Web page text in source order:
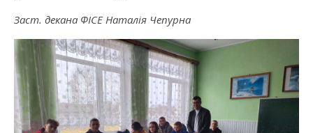
Заст. декана ФІСЕ Наталія Чепурна